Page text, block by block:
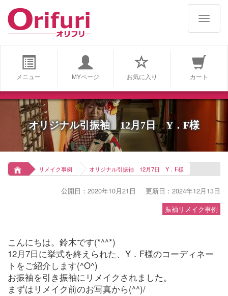
メニュー MYページ お気に入り カート
オリジナル引振袖 12月7日 Y．F様
リメイク事例 オリジナル引振袖 12月7日 Y．F様
公開日：2020年10月21日 更新日：2024年12月13日
振袖リメイク事例
こんにちは。鈴木です(*^^*)
12月7日に挙式を終えられた、Y．F様のコーディネー
トをご紹介します(^O^)
お振袖を引き振袖にリメイクされました。
まずはリメイク前のお写真から(^^)/